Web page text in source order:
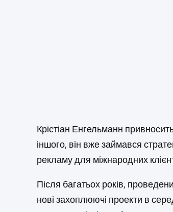
Крістіан Енгельманн
іншого, він вже займався
рекламу для міжнародних
Після багатьох років,
нові захоплюючі проекти в